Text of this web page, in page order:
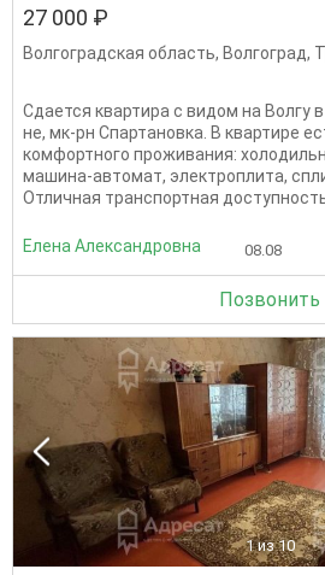
27 000 ₽
Волгоградская область, Волгоград,
Сдается квартира c видом на Волгу
не, мк-рн Спартановка. В квартире
комфортного проживания:
машина-автомат, электроплита,
Отличная транспортная доступность
Елена Александровна 08.08
Позвонить
1 из 10